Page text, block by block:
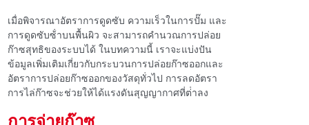
เมื่อพิจารณาอัตราการดูดซับ ความเร็วในการปั๊ม และ
การดูดซับซ้ําบนพื้นผิว จะสามารถคํานวณการปล่อย
ก๊าซสุทธิของระบบได้ ในบทความนี้ เราจะแบ่งปัน
ข้อมูลเพิ่มเติมเกี่ยวกับกระบวนการปล่อยก๊าซออกและ
อัตราการปล่อยก๊าซออกของวัสดุทั่วไป การลดอัตรา
การไล่ก๊าซจะช่วยให้ได้แรงดันสุญญากาศที่ต่ําลง
การจ่ายก๊าซ